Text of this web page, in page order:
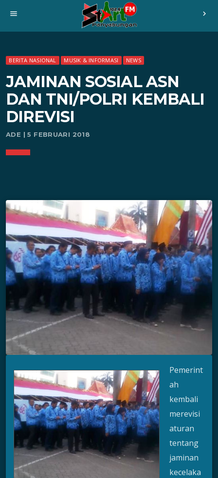
menu chevron_right
BERITA NASIONAL MUSIK & INFORMASI NEWS
JAMINAN SOSIAL ASN
DAN TNI/POLRI KEMBALI
DIREVISI
ADE | 5 FEBRUARI 2018
Pemerint
ah
kembali
merevisi
aturan
tentang
jaminan
kecelaka